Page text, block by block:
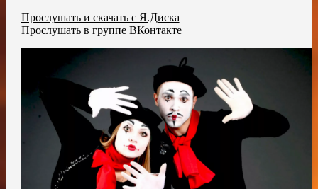
Прослушать и скачать с Я.Диска
Прослушать в группе ВКонтакте